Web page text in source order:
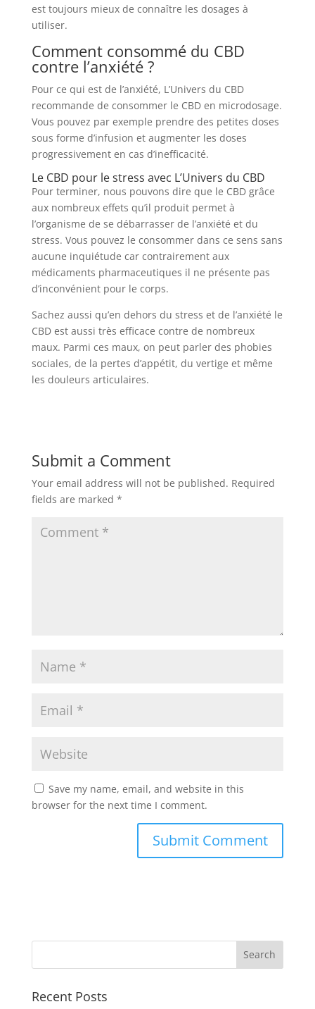
est toujours mieux de connaître les dosages à
utiliser.
Comment consommé du CBD
contre l’anxiété ?
Pour ce qui est de l’anxiété, L’Univers du CBD
recommande de consommer le CBD en microdosage.
Vous pouvez par exemple prendre des petites doses
sous forme d’infusion et augmenter les doses
progressivement en cas d’inefficacité.
Le CBD pour le stress avec L’Univers du CBD
Pour terminer, nous pouvons dire que le CBD grâce
aux nombreux effets qu’il produit permet à
l’organisme de se débarrasser de l’anxiété et du
stress. Vous pouvez le consommer dans ce sens sans
aucune inquiétude car contrairement aux
médicaments pharmaceutiques il ne présente pas
d’inconvénient pour le corps.
Sachez aussi qu’en dehors du stress et de l’anxiété le
CBD est aussi très efficace contre de nombreux
maux. Parmi ces maux, on peut parler des phobies
sociales, de la pertes d’appétit, du vertige et même
les douleurs articulaires.
Submit a Comment
Your email address will not be published. Required
fields are marked *
Save my name, email, and website in this
browser for the next time I comment.
Recent Posts